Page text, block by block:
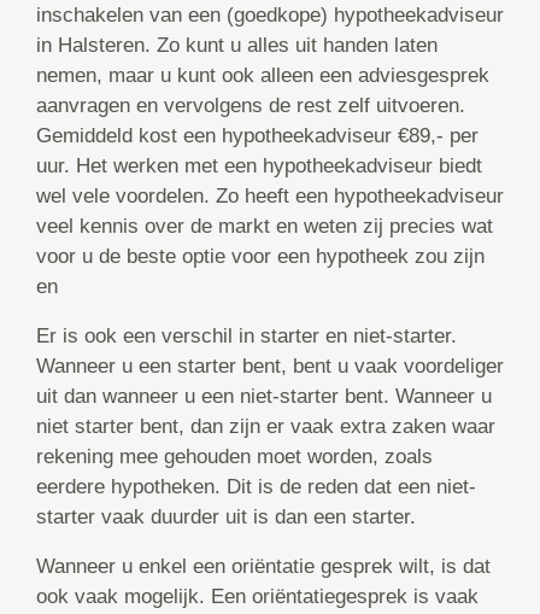
inschakelen van een (goedkope) hypotheekadviseur
in Halsteren. Zo kunt u alles uit handen laten
nemen, maar u kunt ook alleen een adviesgesprek
aanvragen en vervolgens de rest zelf uitvoeren.
Gemiddeld kost een hypotheekadviseur €89,- per
uur. Het werken met een hypotheekadviseur biedt
wel vele voordelen. Zo heeft een hypotheekadviseur
veel kennis over de markt en weten zij precies wat
voor u de beste optie voor een hypotheek zou zijn
en
Er is ook een verschil in starter en niet-starter.
Wanneer u een starter bent, bent u vaak voordeliger
uit dan wanneer u een niet-starter bent. Wanneer u
niet starter bent, dan zijn er vaak extra zaken waar
rekening mee gehouden moet worden, zoals
eerdere hypotheken. Dit is de reden dat een niet-
starter vaak duurder uit is dan een starter.
Wanneer u enkel een oriëntatie gesprek wilt, is dat
ook vaak mogelijk. Een oriëntatiegesprek is vaak